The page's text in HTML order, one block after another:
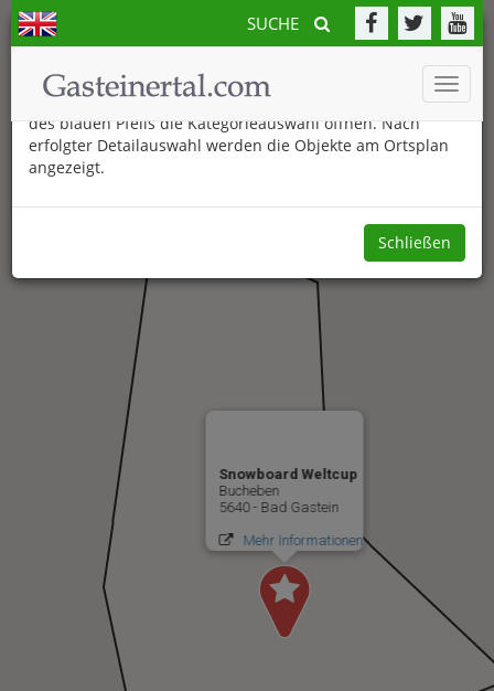
SUCHE
Toggle
Snowboard Weltcup
Bucheben
5640 - Bad Gastein
Mehr Informationen
Der neue Gasteinertal.com Ortsplan
Am unteren Bildschirmrand können Sie durch Anklicken
des blauen Pfeils die Kategorieauswahl öffnen. Nach
erfolgter Detailauswahl werden die Objekte am Ortsplan
angezeigt.
Schließen